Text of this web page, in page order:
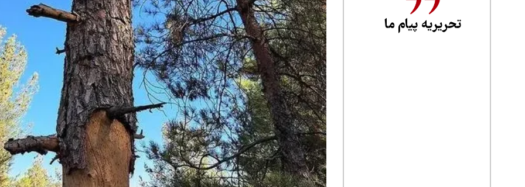
تحریریه پیام ما